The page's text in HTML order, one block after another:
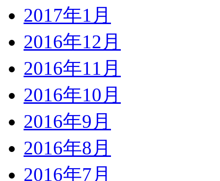
2017年1月
2016年12月
2016年11月
2016年10月
2016年9月
2016年8月
2016年7月